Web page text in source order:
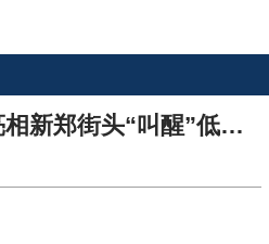
“会说话”的红绿灯亮相新郑街头“叫醒”低头族